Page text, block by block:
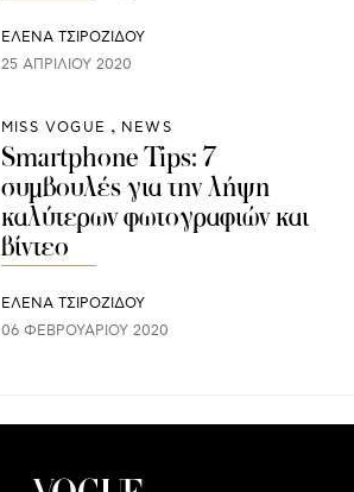
ΈΛΕΝΑ ΤΣΙΡΟΖΊΔΟΥ
25 ΑΠΡΙΛΊΟΥ 2020
MISS VOGUE NEWS
Smartphone Tips: 7
συμβουλές για την λήψη
καλύτερων φωτογραφιών και
βίντεο
ΈΛΕΝΑ ΤΣΙΡΟΖΊΔΟΥ
06 ΦΕΒΡΟΥΑΡΊΟΥ 2020